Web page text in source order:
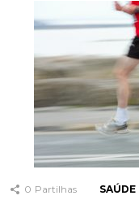
0 Partilhas SAÚDE